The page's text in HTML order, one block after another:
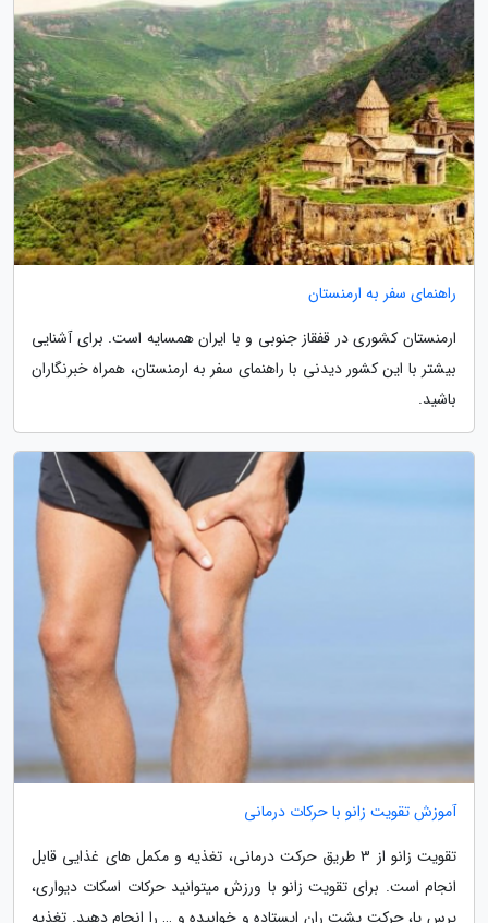
راهنمای سفر به ارمنستان
ارمنستان کشوری در قفقاز جنوبی و با ایران همسایه است. برای آشنایی
بیشتر با این کشور دیدنی با راهنمای سفر به ارمنستان، همراه خبرنگاران
باشید.
آموزش تقویت زانو با حرکات درمانی
تقویت زانو از 3 طریق حرکت درمانی، تغذیه و مکمل های غذایی قابل
انجام است. برای تقویت زانو با ورزش میتوانید حرکات اسکات دیواری،
پرس پا، حرکت پشت ران ایستاده و خوابیده و … را انجام دهید. تغذیه